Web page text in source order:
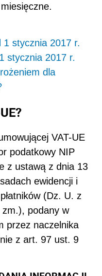
1 stycznia 2017 r.
stycznia 2017 r.
dla
VAT-UE
podatkowy NIP
z ustawą z dnia 13
ewidencji i
(Dz. U. z
podany w
przez naczelnika
z art. 97 ust. 9